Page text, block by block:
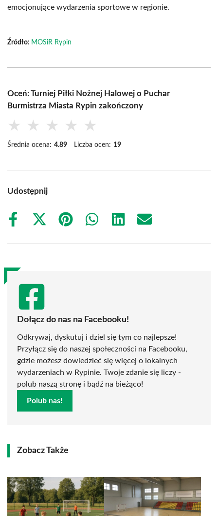
emocjonujące wydarzenia sportowe w regionie.
Źródło: MOSiR Rypin
Oceń: Turniej Piłki Nożnej Halowej o Puchar
Burmistrza Miasta Rypin zakończony
★ ★ ★ ★ ★
Średnia ocena: 4.89 Liczba ocen: 19
Udostępnij
Share
Share
(Twitter)
Share
Share
Share
Share
Dołącz do nas na Facebooku!
Odkrywaj, dyskutuj i dziel się tym co najlepsze!
Przyłącz się do naszej społeczności na Facebooku,
gdzie możesz dowiedzieć się więcej o lokalnych
wydarzeniach w Rypinie. Twoje zdanie się liczy -
polub naszą stronę i bądź na bieżąco!
Polub nas!
Zobacz Także